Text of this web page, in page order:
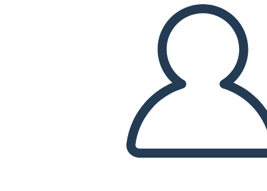
LUUA STORYBOARD
ESITA SLAIDIESITLUST
LOE MULLE